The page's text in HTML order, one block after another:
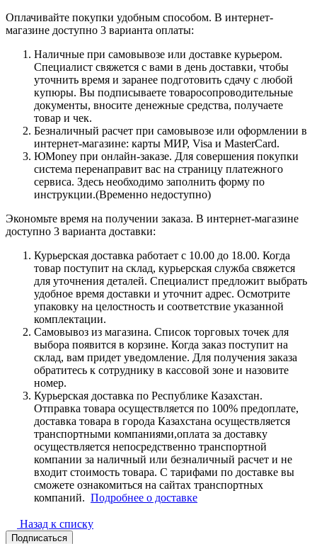
Оплачивайте покупки удобным способом. В интернет-
магазине доступно 3 варианта оплаты:
Наличные при самовывозе или доставке курьером.
Специалист свяжется с вами в день доставки, чтобы
уточнить время и заранее подготовить сдачу с любой
купюры. Вы подписываете товаросопроводительные
документы, вносите денежные средства, получаете
товар и чек.
Безналичный расчет при самовывозе или оформлении в
интернет-магазине: карты МИР, Visa и MasterCard.
ЮMoney при онлайн-заказе. Для совершения покупки
система перенаправит вас на страницу платежного
сервиса. Здесь необходимо заполнить форму по
инструкции.(Временно недоступно)
Экономьте время на получении заказа. В интернет-магазине
доступно 3 варианта доставки:
Курьерская доставка работает с 10.00 до 18.00. Когда
товар поступит на склад, курьерская служба свяжется
для уточнения деталей. Специалист предложит выбрать
удобное время доставки и уточнит адрес. Осмотрите
упаковку на целостность и соответствие указанной
комплектации.
Самовывоз из магазина. Список торговых точек для
выбора появится в корзине. Когда заказ поступит на
склад, вам придет уведомление. Для получения заказа
обратитесь к сотруднику в кассовой зоне и назовите
номер.
Курьерская доставка по Республике Казахстан.
Отправка товара осуществляется по 100% предоплате,
доставка товара в города Казахстана осуществляется
транспортными компаниями,оплата за доставку
осуществляется непосредственно транспортной
компании за наличный или безналичный расчет и не
входит стоимость товара. С тарифами по доставке вы
сможете ознакомиться на сайтах транспортных
компаний. Подробнее о доставке
Назад к списку
Подписаться